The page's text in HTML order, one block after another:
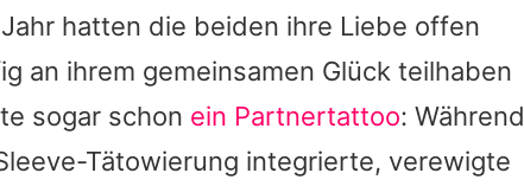
hatten die beiden ihre Liebe offen
an ihrem gemeinsamen Glück teilhaben
sogar schon ein Partnertattoo: Während
Tätowierung integrierte, verewigte